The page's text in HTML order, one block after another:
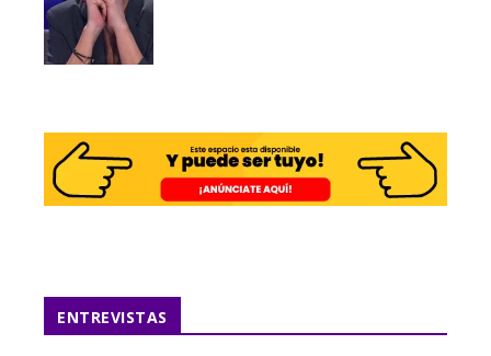
ENTREVISTAS